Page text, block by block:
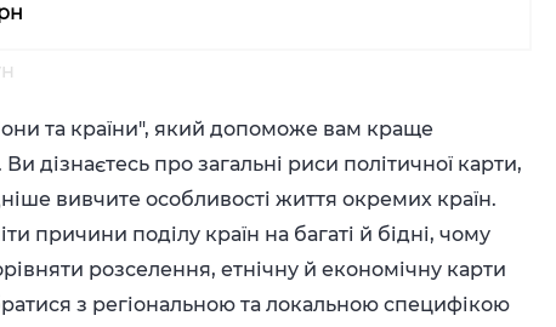
та країни", який допоможе вам краще
дізнаєтесь про загальні риси політичної карти,
вивчите особливості життя окремих країн.
причини поділу країн на багаті й бідні, чому
розселення, етнічну й економічну карти
з регіональною та локальною специфікою